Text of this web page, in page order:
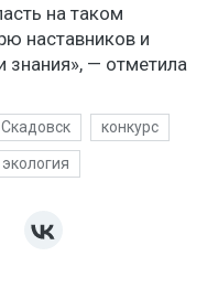
на таком
наставников и
знания», — отметила
Скадовск конкурс
экология